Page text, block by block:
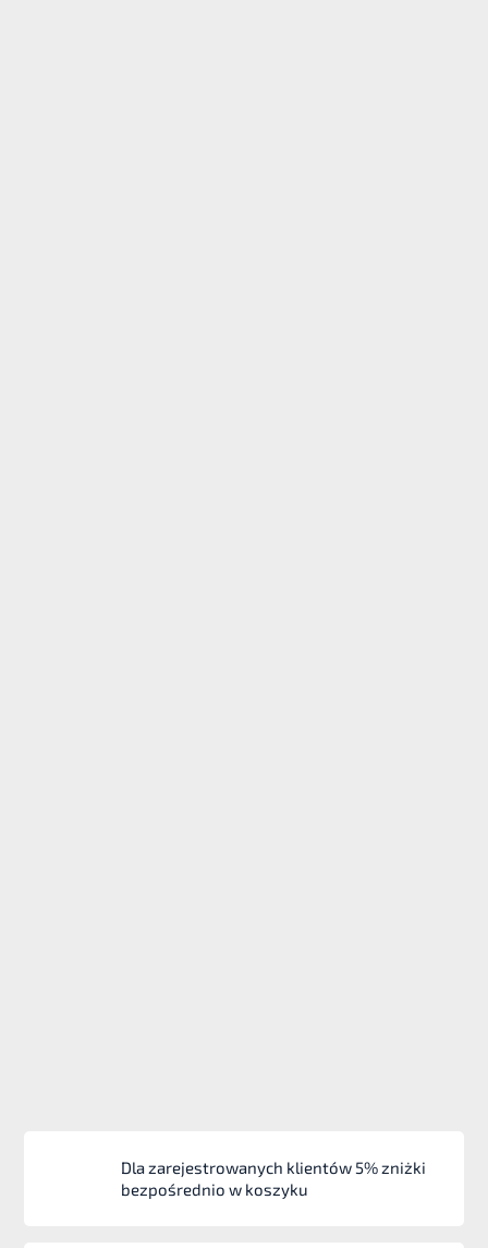
Dla zarejestrowanych klientów 5% zniżki
bezpośrednio w koszyku